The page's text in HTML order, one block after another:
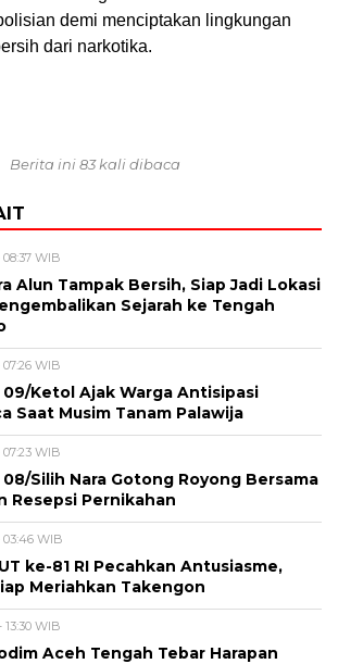
demi menciptakan lingkungan
dari narkotika.
Berita ini 83 kali dibaca
WIB
Alun Tampak Bersih, Siap Jadi Lokasi
Sejarah ke Tengah
WIB
09/Ketol Ajak Warga Antisipasi
Saat Musim Tanam Palawija
WIB
Silih Nara Gotong Royong Bersama
Resepsi Pernikahan
03:46 WIB
ke-81 RI Pecahkan Antusiasme,
Meriahkan Takengon
WIB
Aceh Tengah Tebar Harapan